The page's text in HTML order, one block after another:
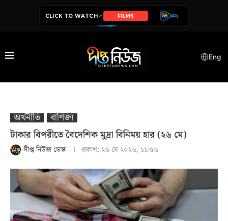
CLICK TO WATCH SERIES
Eng
অর্থনীতি
বাণিজ্য
টাকার বিপরীতে বৈদেশিক মুদ্রা বিনিময় হার (২৬ মে)
দীপ্ত নিউজ ডেস্ক প্রকাশ: ২৬ মে ২০২৬, ১১:৫৬